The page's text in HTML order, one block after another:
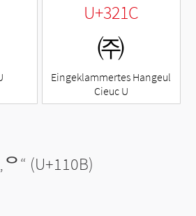
U+321C
㈜
Eingeklammertes Hangeul
Cieuc U
ᄋ“ (U+110B)